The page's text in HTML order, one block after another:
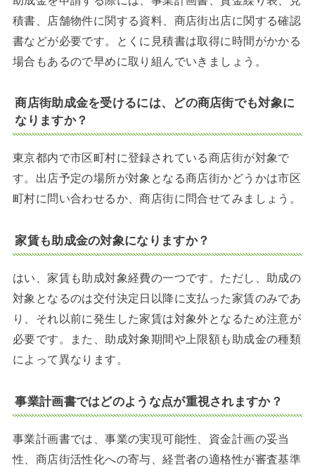
積書、店舗物件に関する資料、商店街出店に関する確認
書などが必要です。とくに見積書は取得に時間がかかる
場合もあるので早めに取り組んでいきましょう。
商店街助成金を受けるには、どの商店街でも対象に
なりますか？
東京都内で市区町村に登録されている商店街が対象で
す。出店予定の場所が対象となる商店街かどうかは市区
町村に問い合わせるか、商店街に問合せてみましょう。
家賃も助成金の対象になりますか？
はい、家賃も助成対象経費の一つです。ただし、助成の
対象となるのは交付決定日以降に支払った家賃のみであ
り、それ以前に発生した家賃は対象外となるため注意が
必要です。また、助成対象期間や上限額も助成金の種類
によって異なります。
事業計画書ではどのような点が重視されますか？
事業計画書では、事業の実現可能性、資金計画の妥当
性、商店街活性化への寄与、経営者の適格性が審査基準